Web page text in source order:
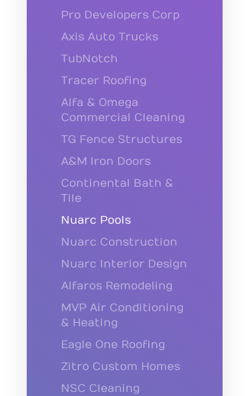
Pro Developers Corp
Axis Auto Trucks
TubNotch
Tracer Roofing
Alfa & Omega
Commercial Cleaning
TG Fence Structures
A&M Iron Doors
Continental Bath &
Tile
Nuarc Pools
Nuarc Construction
Nuarc Interior Design
Alfaros Remodeling
MVP Air Conditioning
& Heating
Eagle One Roofing
Zitro Custom Homes
NSC Cleaning